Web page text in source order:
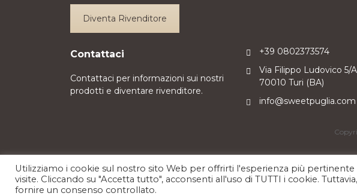
Diventa Rivenditore
Contattaci
Contattaci per informazioni sui nostri
prodotti e diventare rivenditore.
+39 0802373574
Via Filippo Ludovico 5/A
70010 Turi (BA)
info@sweetpuglia.com
Utilizziamo i cookie sul nostro sito Web per offrirti l'esperienza più
visite. Cliccando su "Accetta tutto", acconsenti all'uso di TUTTI i cookie.
fornire un consenso controllato.